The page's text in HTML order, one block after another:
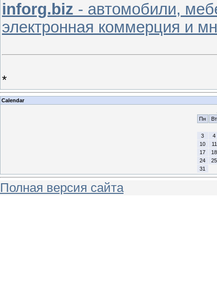
inforg.biz - автомобили,
электронная коммерция и
*
Calendar
Пн
Вт
3
4
10
11
17
18
24
25
31
Полная версия сайта